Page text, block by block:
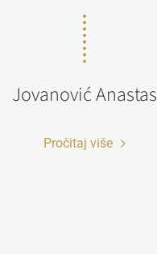
Jovanović Anastas
Pročitaj više